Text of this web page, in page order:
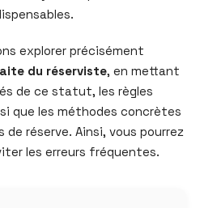
explorer précisément
du réserviste, en mettant
de ce statut, les règles
que les méthodes concrètes
de réserve. Ainsi, vous pourrez
les erreurs fréquentes.